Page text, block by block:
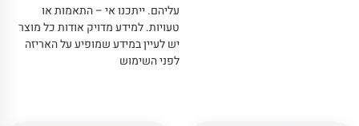
עליהם.ייתכנו אי – התאמות או
טעויות.למידע מדויק אודות כל מוצר
יש לעיין במידע שמופיע על האריזה
לפני השימוש